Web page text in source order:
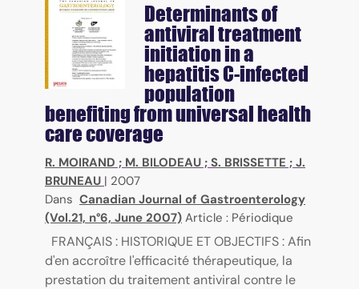
Determinants of
antiviral treatment
initiation in a
hepatitis C-infected
population
benefiting from universal health
care coverage
R. MOIRAND ; M. BILODEAU ; S. BRISSETTE ; J.
BRUNEAU | 2007
Dans Canadian Journal of Gastroenterology
(Vol.21, n°6, June 2007) Article : Périodique
FRANÇAIS : HISTORIQUE ET OBJECTIFS : Afin
d'en accroître l'efficacité thérapeutique, la
prestation du traitement antiviral contre le